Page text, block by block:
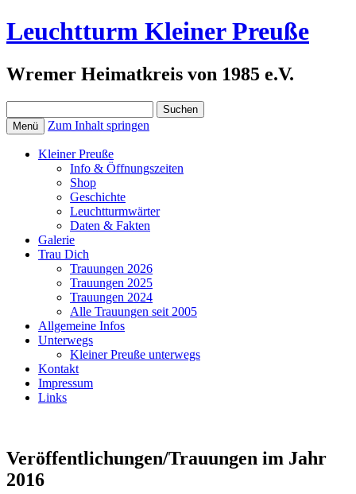
Leuchtturm Kleiner Preuße
Wremer Heimatkreis von 1985 e.V.
nach:
Menü Zum Inhalt springen
Kleiner Preuße
Info & Öffnungszeiten
Shop
Geschichte
Leuchtturmwärter
Daten & Fakten
Galerie
Trau Dich
Trauungen 2026
Trauungen 2025
Trauungen 2024
Alle Trauungen seit 2005
Allgemeine Infos
Unterwegs
Kleiner Preuße unterwegs
Kontakt
Impressum
Links
Veröffentlichungen/Trauungen im Jahr
2016